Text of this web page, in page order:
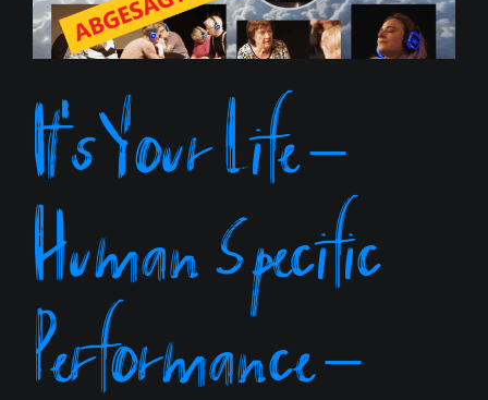
It’s Your Life –
Human Specific
Performance –